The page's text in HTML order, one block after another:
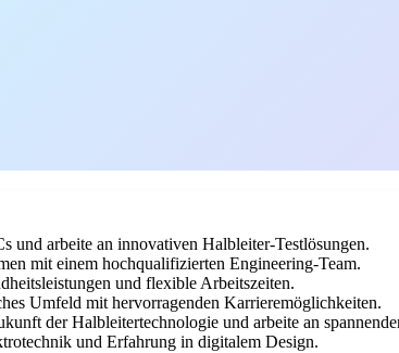
und arbeite an innovativen Halbleiter-Testlösungen.
mit einem hochqualifizierten Engineering-Team.
und flexible Arbeitszeiten.
Umfeld mit hervorragenden Karrieremöglichkeiten.
der Halbleitertechnologie und arbeite an
und Erfahrung in digitalem Design.